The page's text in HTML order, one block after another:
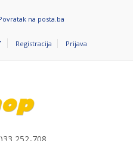
na posta.ba
Registracija Prijava